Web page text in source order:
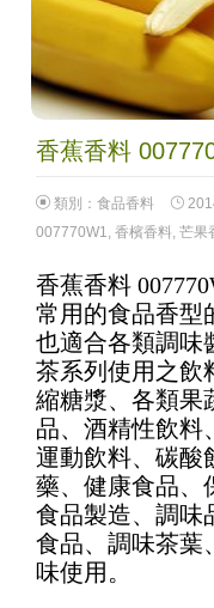
香蕉香料
類別： 食品香料
007770W1, 香檳香料, 芒果
香蕉香料
常用的食品香型
也適合各類調味
茶系列使用之飲
縮糖漿、各類果
品、酒精性飲料
運動飲料、碳酸
藥、健康食品、
食品製造、調味
食品、調味茶葉
味使用。